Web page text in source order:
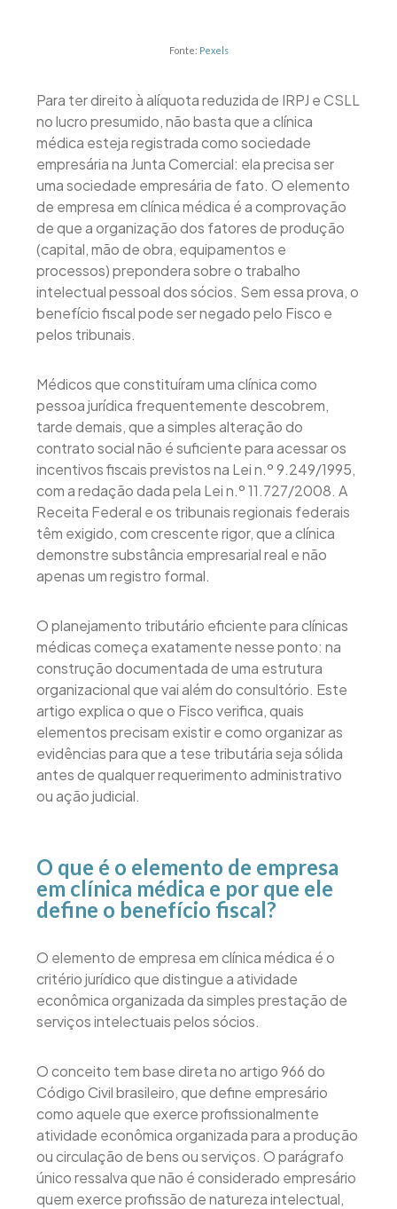
Fonte: Pexels
Para ter direito à alíquota reduzida de IRPJ e CSLL
no lucro presumido, não basta que a clínica
médica esteja registrada como sociedade
empresária na Junta Comercial: ela precisa ser
uma sociedade empresária de fato. O elemento
de empresa em clínica médica é a comprovação
de que a organização dos fatores de produção
(capital, mão de obra, equipamentos e
processos) prepondera sobre o trabalho
intelectual pessoal dos sócios. Sem essa prova, o
benefício fiscal pode ser negado pelo Fisco e
pelos tribunais.
Médicos que constituíram uma clínica como
pessoa jurídica frequentemente descobrem,
tarde demais, que a simples alteração do
contrato social não é suficiente para acessar os
incentivos fiscais previstos na Lei n.º 9.249/1995,
com a redação dada pela Lei n.º 11.727/2008. A
Receita Federal e os tribunais regionais federais
têm exigido, com crescente rigor, que a clínica
demonstre substância empresarial real e não
apenas um registro formal.
O planejamento tributário eficiente para clínicas
médicas começa exatamente nesse ponto: na
construção documentada de uma estrutura
organizacional que vai além do consultório. Este
artigo explica o que o Fisco verifica, quais
elementos precisam existir e como organizar as
evidências para que a tese tributária seja sólida
antes de qualquer requerimento administrativo
ou ação judicial.
O que é o elemento de empresa
em clínica médica e por que ele
define o benefício fiscal?
O elemento de empresa em clínica médica é o
critério jurídico que distingue a atividade
econômica organizada da simples prestação de
serviços intelectuais pelos sócios.
O conceito tem base direta no artigo 966 do
Código Civil brasileiro, que define empresário
como aquele que exerce profissionalmente
atividade econômica organizada para a produção
ou circulação de bens ou serviços. O parágrafo
único ressalva que não é considerado empresário
quem exerce profissão de natureza intelectual,